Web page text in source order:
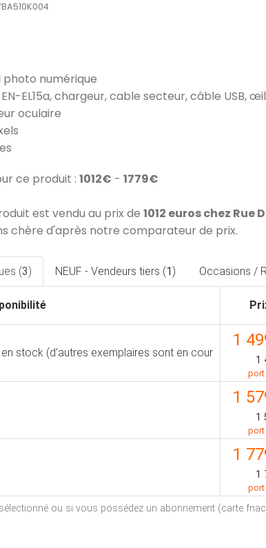
numérique
EL15a, chargeur, cable secteur, câble USB,
oculaire
ce produit : 1012€ - 1779€
est vendu au prix de 1012 euros chez
chère d'après notre comparateur de prix.
(3) NEUF - Vendeurs tiers (1) Occasions /
stock (d'autres exemplaires sont en cour
1
1
port
1
1
port
1
1
port
ou si vous possédez un abonnement (carte